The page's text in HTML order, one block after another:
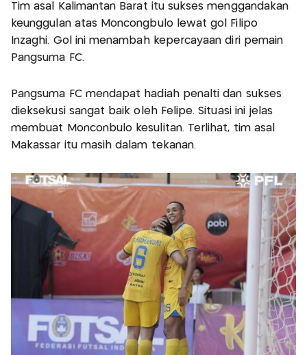
Tim asal Kalimantan Barat itu sukses menggandakan
keunggulan atas Moncongbulo lewat gol Filipo
Inzaghi. Gol ini menambah kepercayaan diri pemain
Pangsuma FC.
Pangsuma FC mendapat hadiah penalti dan sukses
dieksekusi sangat baik oleh Felipe. Situasi ini jelas
membuat Monconbulo kesulitan. Terlihat, tim asal
Makassar itu masih dalam tekanan.